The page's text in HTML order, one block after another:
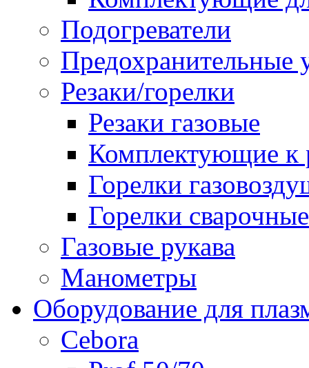
Подогреватели
Предохранительные
Резаки/горелки
Резаки газовые
Комплектующие к
Горелки
Горелки сварочные
Газовые рукава
Манометры
Оборудование для
Cebora